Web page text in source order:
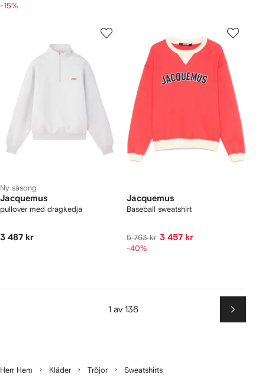
-15%
Ny säsong
Jacquemus
pullover med dragkedja
3 487 kr
Jacquemus
Baseball sweatshirt
5 763 kr 3 457 kr
-40%
1 av 136
Nästa
Herr Hem Kläder Tröjor Sweatshirts